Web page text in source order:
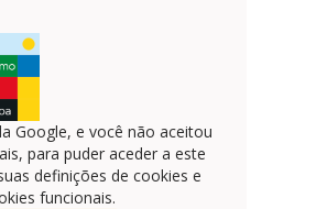
Google, e você não aceitou
para puder aceder a este
definições de cookies e
funcionais.